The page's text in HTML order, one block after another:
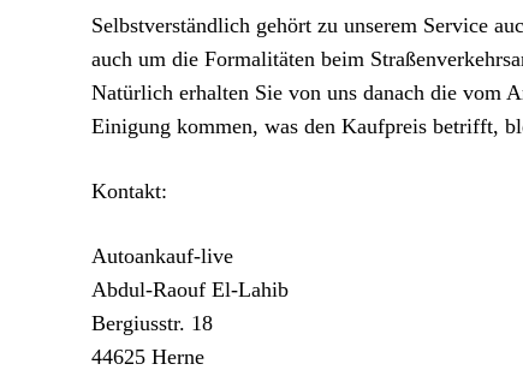
Selbstverständlich gehört zu unserem Service
auch um die Formalitäten beim
Natürlich erhalten Sie von uns danach die vom
Einigung kommen, was den Kaufpreis betrifft,
Kontakt:
Autoankauf-live
Abdul-Raouf El-Lahib
Bergiusstr. 18
44625 Herne